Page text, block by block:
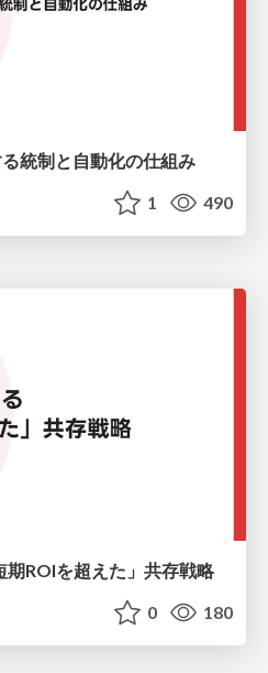
統制と自動化の仕組み
1 490
ROIを超えた」共存戦略
0 180